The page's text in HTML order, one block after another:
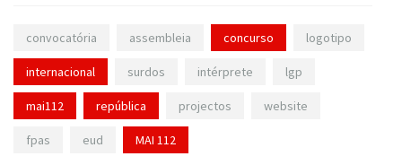
convocatória assembleia concurso logotipo
internacional surdos intérprete lgp
mai112 república projectos website
fpas eud MAI 112